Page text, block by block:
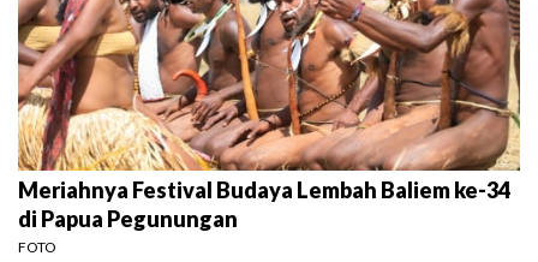
Meriahnya Festival Budaya Lembah Baliem ke-34
di Papua Pegunungan
FOTO